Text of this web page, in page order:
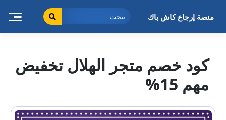
منصة إرجاع كاش باك
كود خصم متجر الهلال تخفيض
مهم 15%